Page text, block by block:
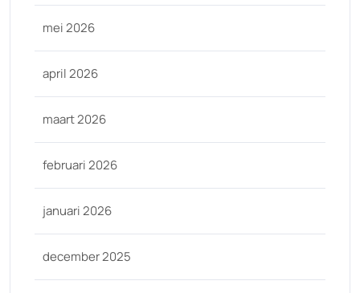
mei 2026
april 2026
maart 2026
februari 2026
januari 2026
december 2025